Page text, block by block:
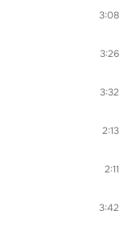
3:08
3:26
3:32
2:13
2:11
3:42